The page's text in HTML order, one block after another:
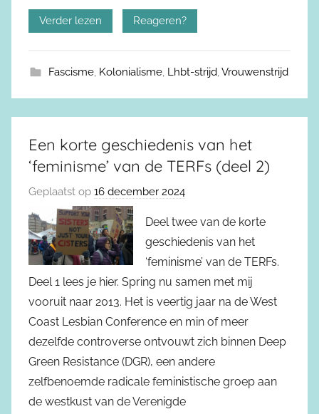
Verder lezen Reageren?
Fascisme, Kolonialisme, Lhbt-strijd,Vrouwenstrijd
Een korte geschiedenis van het
‘feminisme’ van de TERFs (deel 2)
Geplaatst op 16 december 2024
Deel twee van de korte
geschiedenis van het
‘feminisme’ van de TERFs.
Deel 1 lees je hier. Spring nu samen met mij
vooruit naar 2013. Het is veertig jaar na de West
Coast Lesbian Conference en min of meer
dezelfde controverse ontvouwt zich binnen Deep
Green Resistance (DGR), een andere
zelfbenoemde radicale feministische groep aan
de westkust van de Verenigde